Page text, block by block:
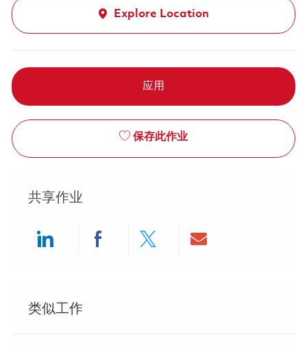
Explore Location
应用
保存此作业
共享作业
类似工作